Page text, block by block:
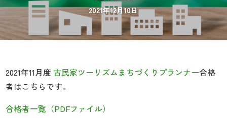
2021年12月10日
2021年11月度古民家ツーリズムまちづくりプランナー合格
者はこちらです。
合格者一覧（PDFファイル）